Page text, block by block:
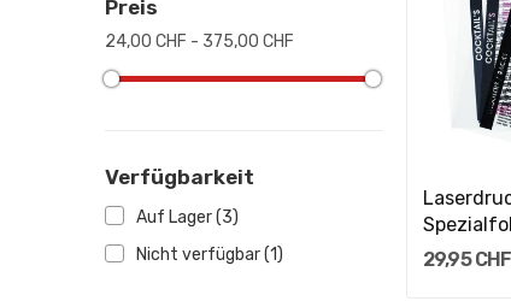
Preis
24,00 CHF - 375,00 CHF
Verfügbarkeit
Auf Lager(3)
Nicht verfügbar(1)
In
29,95 CHF